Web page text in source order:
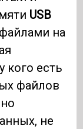
USB
на
кого есть
файлов
не